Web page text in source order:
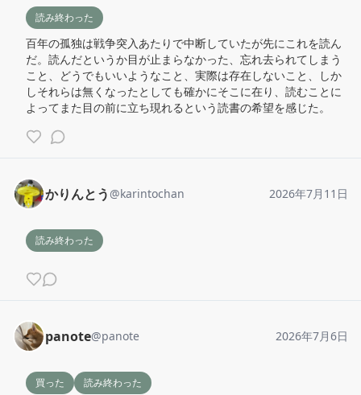
読み終わった
百年の孤独は戦争突入あたりで中断していたが先にこれを読ん
だ。読んだというか目が止まらなかった、忘れ去られてしまう
こと、どうでもいいようなこと、実際は存在しないこと、しか
しそれらは無くなったとしても確かにそこに在り、読むことに
よってまた目の前に立ち現れるという読書の希望を感じた。
かりんとう @karintochan 2026年7月11日
読み終わった
panote@panote 2026年7月6日
買った 読み終わった